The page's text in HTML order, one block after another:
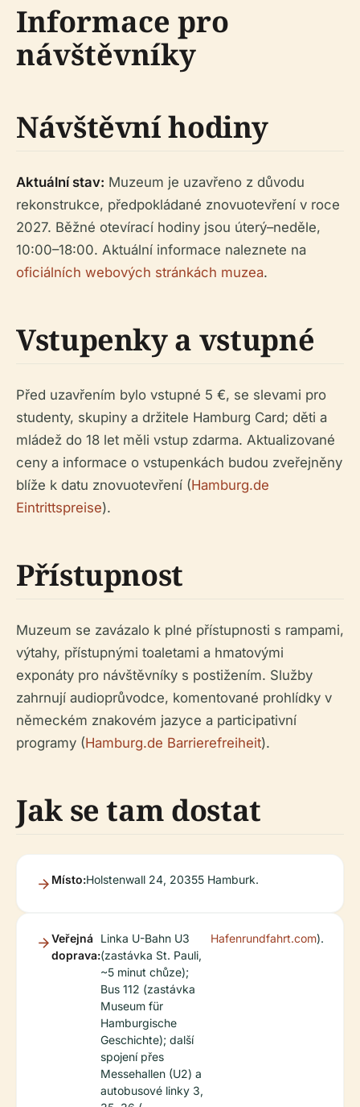
Informace pro
návštěvníky
Návštěvní hodiny
Aktuální stav: Muzeum je uzavřeno z důvodu
rekonstrukce, předpokládané znovuotevření v roce
2027. Běžné otevírací hodiny jsou úterý–neděle,
10:00–18:00. Aktuální informace naleznete na
oficiálních webových stránkách muzea.
Vstupenky a vstupné
Před uzavřením bylo vstupné 5 €, se slevami pro
studenty, skupiny a držitele Hamburg Card; děti a
mládež do 18 let měli vstup zdarma. Aktualizované
ceny a informace o vstupenkách budou zveřejněny
blíže k datu znovuotevření (Hamburg.de
Eintrittspreise).
Přístupnost
Muzeum se zavázalo k plné přístupnosti s rampami,
výtahy, přístupnými toaletami a hmatovými
exponáty pro návštěvníky s postižením. Služby
zahrnují audioprůvodce, komentované prohlídky v
německém znakovém jazyce a participativní
programy (Hamburg.de Barrierefreiheit).
Jak se tam dostat
Místo:Holstenwall 24, 20355 Hamburk.
Veřejná
doprava:
Linka U-Bahn U3
(zastávka St. Pauli,
~5 minut chůze);
Bus 112 (zastávka
Museum für
Hamburgische
Geschichte); další
spojení přes
Messehallen (U2) a
autobusové linky 3,
Hafenrundfahrt.com).